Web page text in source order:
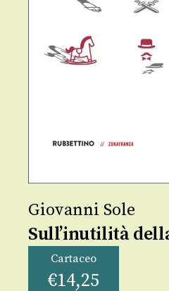
Giovanni Sole
Sull’inutilità
Cartaceo
€14,25